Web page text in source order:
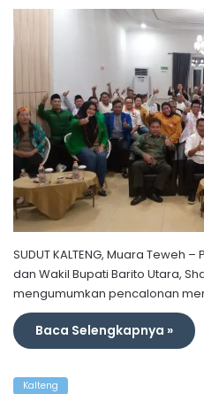
SUDUT KALTENG, Muara Teweh
dan Wakil Bupati Barito Utara,
mengumumkan pencalonan
Baca Selengkapnya »
Kalteng